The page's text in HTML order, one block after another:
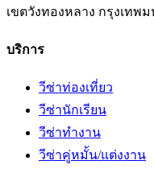
เขตวังทองหลาง กรุงเทพ
บริการ
วีซ่าท่องเที่ยว
วีซ่านักเรียน
วีซ่าทำงาน
วีซ่าคู่หมั้น/แต่งงาน